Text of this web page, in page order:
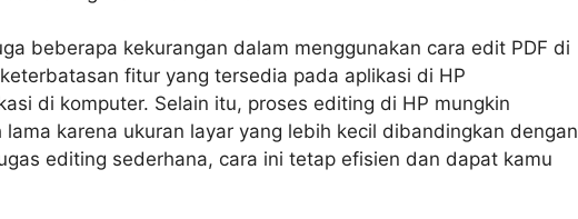
beberapa kekurangan dalam menggunakan cara edit PDF di
fitur yang tersedia pada aplikasi di HP
di komputer. Selain itu, proses editing di HP mungkin
karena ukuran layar yang lebih kecil dibandingkan dengan
editing sederhana, cara ini tetap efisien dan dapat kamu